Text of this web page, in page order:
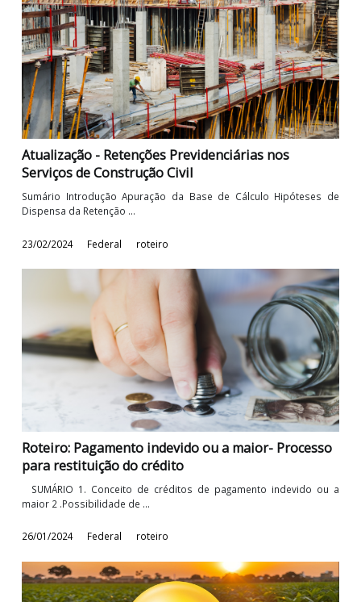
Série retenções na fonte: Retenções
nas operações entre pessoas jurídicas
Empreitada 3. Serviços ...
23/02/2024 Federal roteiro
Atualização - Retenções Previdenciárias nos
Serviços de Construção Civil
Sumário Introdução Apuração da Base de Cálculo
Dispensa da Retenção ...